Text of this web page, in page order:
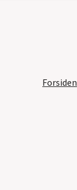
Forsiden